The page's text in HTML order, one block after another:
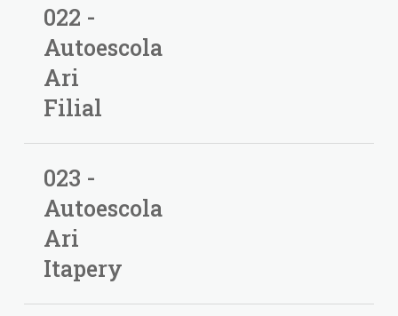
022 -
Autoescola
Ari
Filial
023 -
Autoescola
Ari
Itapery